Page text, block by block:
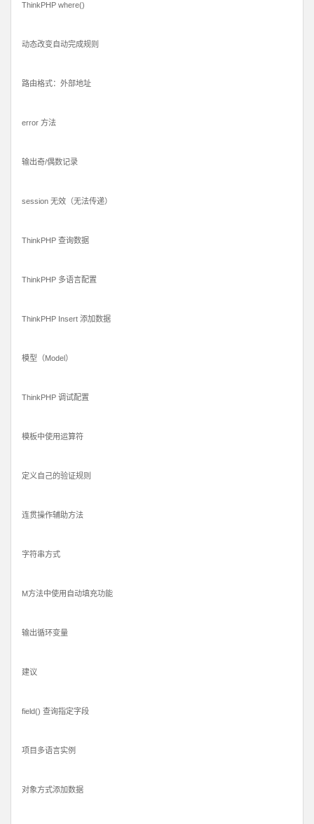
ThinkPHP where()
动态改变自动完成规则
路由格式：外部地址
error 方法
输出奇/偶数记录
session 无效（无法传递）
ThinkPHP 查询数据
ThinkPHP 多语言配置
ThinkPHP Insert 添加数据
模型（Model）
ThinkPHP 调试配置
模板中使用运算符
定义自己的验证规则
连贯操作辅助方法
字符串方式
M方法中使用自动填充功能
输出循环变量
建议
field() 查询指定字段
项目多语言实例
对象方式添加数据